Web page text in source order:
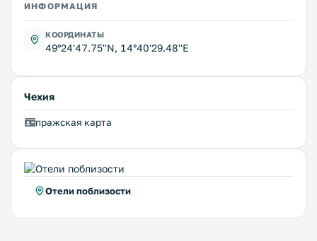
ИНФОРМАЦИЯ
КООРДИНАТЫ
49°24'47.75''N, 14°40'29.48''E
Чехия
пражская карта
Отели поблизости